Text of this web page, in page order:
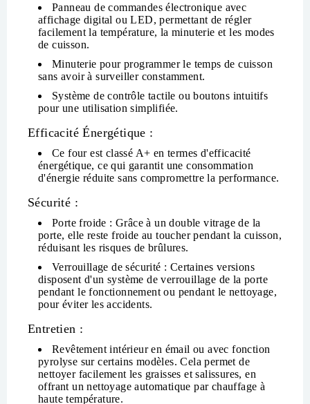
Panneau de commandes électronique avec
affichage digital ou LED, permettant de régler
facilement la température, la minuterie et les modes
de cuisson.
Minuterie pour programmer le temps de cuisson
sans avoir à surveiller constamment.
Système de contrôle tactile ou boutons intuitifs
pour une utilisation simplifiée.
Efficacité Énergétique :
Ce four est classé A+ en termes d'efficacité
énergétique, ce qui garantit une consommation
d'énergie réduite sans compromettre la performance.
Sécurité :
Porte froide : Grâce à un double vitrage de la
porte, elle reste froide au toucher pendant la cuisson,
réduisant les risques de brûlures.
Verrouillage de sécurité : Certaines versions
disposent d'un système de verrouillage de la porte
pendant le fonctionnement ou pendant le nettoyage,
pour éviter les accidents.
Entretien :
Revêtement intérieur en émail ou avec fonction
pyrolyse sur certains modèles. Cela permet de
nettoyer facilement les graisses et salissures, en
offrant un nettoyage automatique par chauffage à
haute température.